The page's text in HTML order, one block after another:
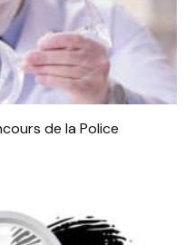
de la Police